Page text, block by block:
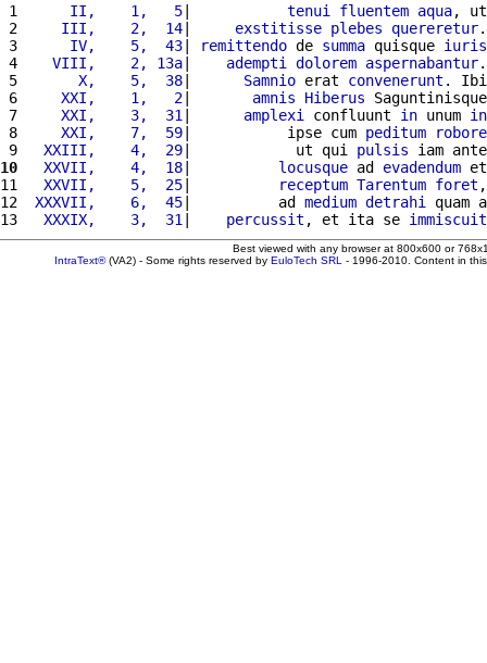
1
     II,    1,   5
| tenui fluentem aqua, ut
2
    III,    2,  14
| exstitisse plebes quereretur.
3
     IV,    5,  43
| remittendo de summa quisque iuris
4
   VIII,    2, 13a
| adempti dolorem aspernabantur.
5
      X,    5,  38
| Samnio erat convenerunt . Ibi
6
    XXI,    1,   2
| amnis Hiberus Saguntinisque
7
    XXI,    3,  31
| amplexi confluunt in unum in
8
    XXI,    7,  59
|           ipse cum peditum robore
9
  XXIII,    4,  29
|            ut qui pulsis iam ante
10
  XXVII,    4,  18
| locusque ad evadendum et
11
  XXVII,    5,  25
| receptum Tarentum foret ,
12
XXXVII,    6,  45|          ad medium detrahi quam a
13
  XXXIX,    3,  31
| percussit , et ita se immiscuit
Best viewed with any browser at 800x600 or
IntraText®(VA2) - Some rights reserved by EuloTech SRL - 1996-2010. Content in